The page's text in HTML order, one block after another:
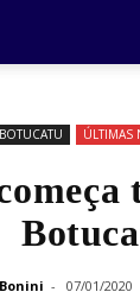
BOTUCATU ÚLTIMAS
- 07/01/2020